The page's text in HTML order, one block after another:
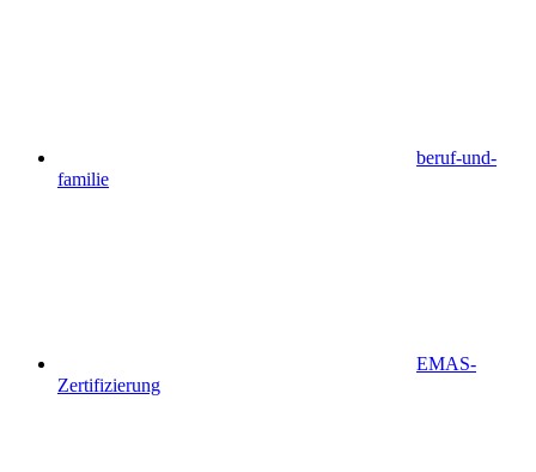
beruf-und-
familie
EMAS-
Zertifizierung